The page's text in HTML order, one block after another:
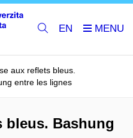
EN
aux reflets bleus.
entre les lignes
bleus. Bashung